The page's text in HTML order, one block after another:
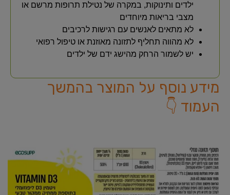
ילדים ותינוקות, במקרה של נטילת תרופות מרשם או
מצבי בריאות מיוחדים
לא מתאים לאנשים עם רגישות לרכיבים
לא מהווה תחליף לתזונה מאוזנת או טיפול רפואי
יש לשמור הרחק מהישג ידם של ילדים
מידע נוסף על המוצר בהמשך
העמוד 👇